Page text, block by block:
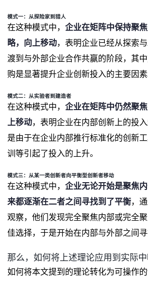
模式一： 从探险家到猎人
在这种模式中， 企业在矩阵中保持聚
略，向上移动，表明企业已经从探索
渡到与外部企业合作共赢的阶段，其
购是显著提升企业创新投入的主要因素
模式二：从实验者到建造者
在这种模式中， 企业在矩阵中仍然聚
上移动，表明企业在内部创新上的投
是由于在企业内部推行标准化的创新
训等引起了投入的上升。
模式三：从某一类创新者向平衡型创新者移动
在这种模式中， 企业无论开始是聚焦
来都逐渐在二者之间寻找到了平衡，
观察，他们发现完全聚焦内部或完全
佳选择，于是开始在内部与外部之间寻
那么，如何将上述理论应用到实际中
如何将本文提到的理论转化为可操作